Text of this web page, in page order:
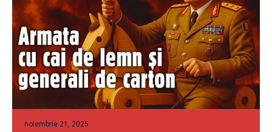
noiembrie 21, 2025